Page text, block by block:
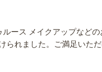
ース メイクアップなど
られました。ご満足いた